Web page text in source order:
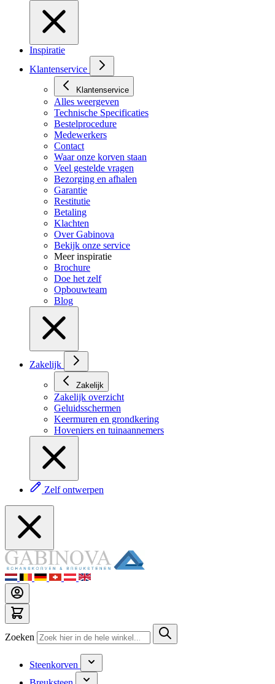
Inspiratie
Klantenservice
Klantenservice
Alles weergeven
Technische Specificaties
Bestelprocedure
Medewerkers
Contact
Waar onze korven staan
Veel gestelde vragen
Bezorging en afhalen
Garantie
Restitutie
Betaling
Klachten
Over Gabinova
Bekijk onze service
Meer inspiratie
Brochure
Doe het zelf
Opbouwteam
Blog
Zakelijk
Zakelijk
Zakelijk overzicht
Geluidsschermen
Keermuren en grondkering
Hoveniers en tuinaannemers
Zelf ontwerpen
Zoeken
Steenkorven